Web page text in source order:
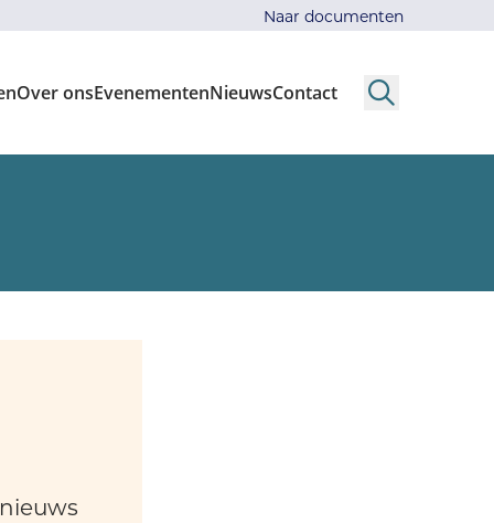
Over onsEvenementenNieuwsContact Search
Naar documenten